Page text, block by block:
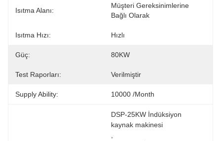
Isıtma Alanı:
Müşteri Gereksinimlerine
Bağlı Olarak
Isıtma Hızı: Hızlı
Güç: 80KW
Test Raporları: Verilmiştir
Supply Ability: 10000 /month
DSP-25KW İndüksiyon
kaynak makinesi